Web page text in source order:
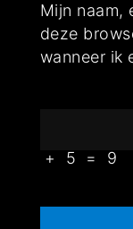
Mijn naam,
deze
wanneer ik
+ 5 = 9